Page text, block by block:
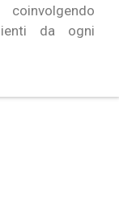
da ogni